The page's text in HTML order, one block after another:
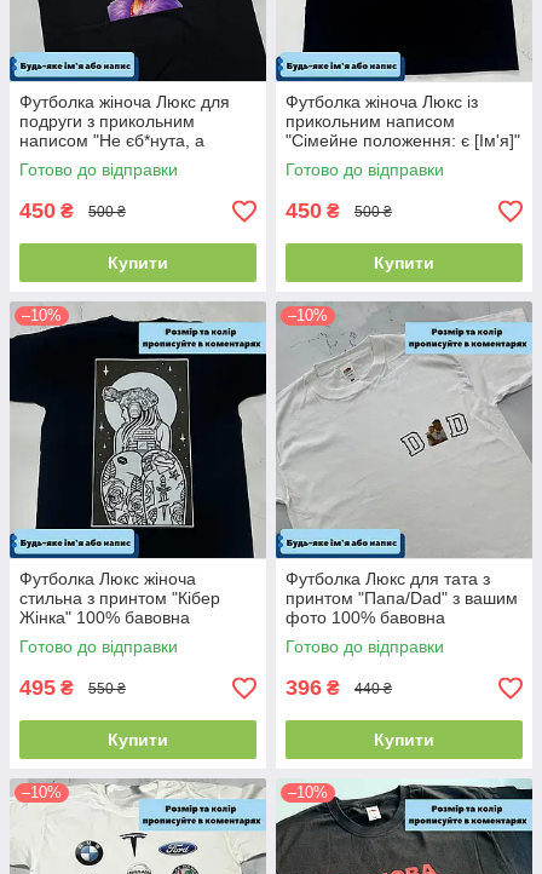
Футболка жіноча Люкс для
подруги з прикольним
написом "Не єб*нута, а
унікальна" 100% бавовна
Готово до відправки
450 ₴ 500 ₴
Купити
Футболка жіноча Люкс із
прикольним написом
"Сімейне положення: є [Ім'я]"
(будь-яке ім'я) 100% бавовна
Готово до відправки
450 ₴ 500 ₴
Купити
–10%
Футболка Люкс жіноча
стильна з принтом "Кібер
Жінка" 100% бавовна
Готово до відправки
495 ₴ 550 ₴
Купити
–10%
Футболка Люкс для тата з
принтом "Папа/Dad" з вашим
фото 100% бавовна
Готово до відправки
396 ₴ 440 ₴
Купити
–10% –10%